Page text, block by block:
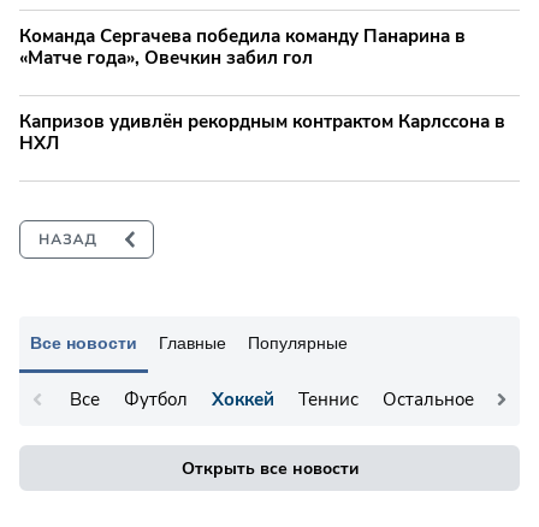
Все новости Главные Популярные
Все Футбол Хоккей Теннис Остальное
Открыть все новости
Команда Сергачева победила команду Панарина в
«Матче года», Овечкин забил гол
Капризов удивлён рекордным контрактом Карлссона в
НХЛ